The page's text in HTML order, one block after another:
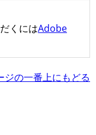
くにはAdobe
の一番上にもどる